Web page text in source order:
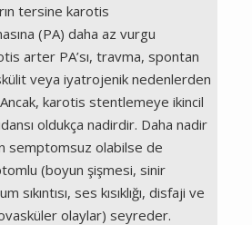
tersine karotis
(PA) daha az vurgu
arter PA’sı, travma, spontan
veya iyatrojenik nedenlerden
karotis stentlemeye ikincil
oldukça nadirdir. Daha nadir
semptomsuz olabilse de
(boyun şişmesi, sinir
sıkıntısı, ses kısıklığı, disfaji ve
olaylar) seyreder.